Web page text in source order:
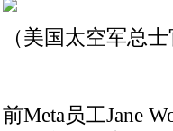
（美国太空军总
前Meta员工Jane